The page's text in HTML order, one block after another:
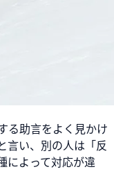
る助言をよく見かけ
言い、別の人は「反
によって対応が違